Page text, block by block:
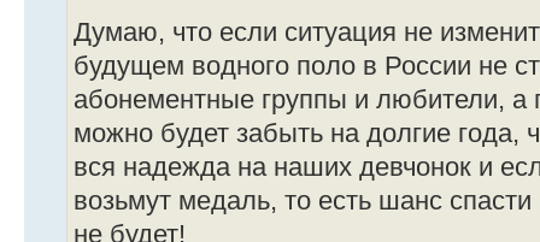
Думаю, что если ситуация не
будущем водного поло в России не
абонементные группы и любители, а
можно будет забыть на долгие года,
вся надежда на наших девчонок и
возьмут медаль, то есть шанс спасти
не будет!